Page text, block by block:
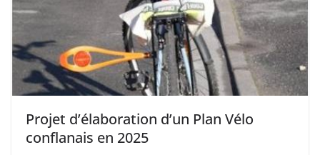
Projet d’élaboration d’un Plan Vélo
conflanais en 2025